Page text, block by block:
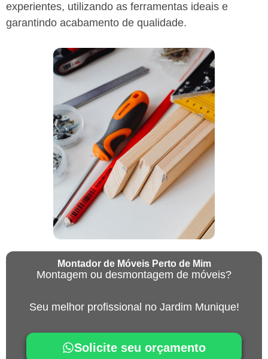
experientes, utilizando as ferramentas ideais e
garantindo acabamento de qualidade.
Montador de Móveis Perto de Mim
Montagem ou desmontagem de móveis?
Seu melhor profissional no Jardim Munique!
Solicite seu orçamento